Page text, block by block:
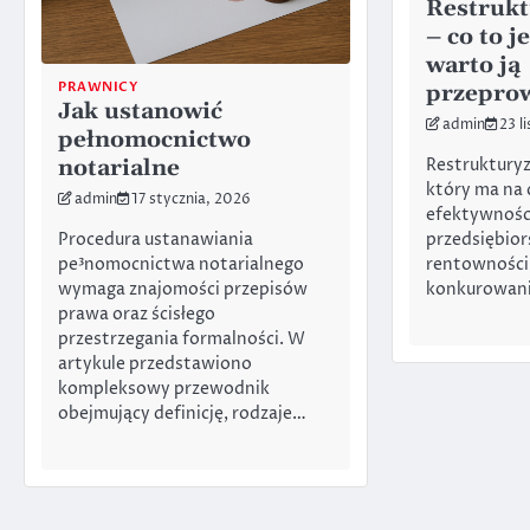
PRAWNICY
Jak ustanowić
pełnomocnictwo
notarialne
admin 17 stycznia, 2026
Procedura ustanawiania
pe³nomocnictwa notarialnego
wymaga znajomości przepisów
prawa oraz ścisłego
przestrzegania formalności. W
artykule przedstawiono
kompleksowy przewodnik
obejmujący definicję, rodzaje…
– co to
warto ją
admin 23
który ma na